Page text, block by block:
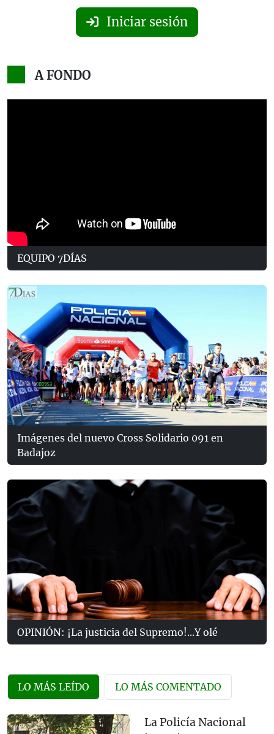
Iniciar sesión
A FONDO
EQUIPO 7DÍAS
Imágenes del nuevo Cross Solidario 091 en
Badajoz
OPINIÓN: ¡La justicia del Supremo!...Y olé
LO MÁS LEÍDO LO MÁS COMENTADO
La Policía Nacional